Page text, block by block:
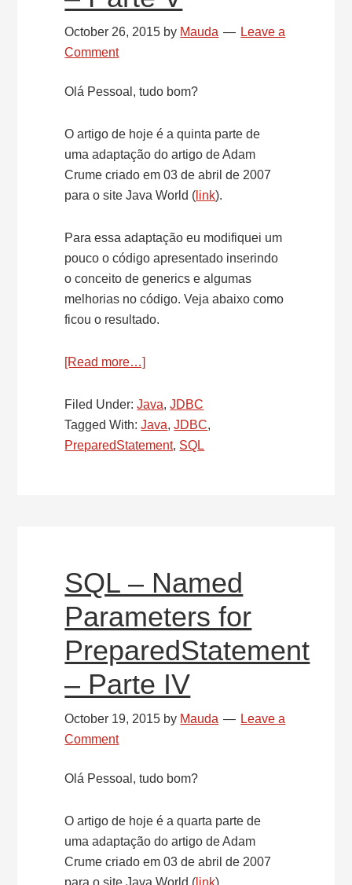
October 26, 2015 by Mauda
Leave a
Comment
Olá Pessoal, tudo bom?
O artigo de hoje é a quinta parte de
uma adaptação do artigo de Adam
Crume criado em 03 de abril de 2007
para o site Java World ( link).
Para essa adaptação eu modifiquei um
pouco o código apresentado inserindo
o conceito de generics e algumas
melhorias no código. Veja abaixo como
ficou o resultado.
[Read more…]
–
Named
Parameters
Filed Under:Java,JDBC
Tagged With:Java,JDBC,
PreparedStatement, SQL
SQL – Named
Parameters for
PreparedStatement
– Parte IV
October 19, 2015 by Mauda
Leave a
Comment
Olá Pessoal, tudo bom?
O artigo de hoje é a quarta parte de
uma adaptação do artigo de Adam
Crume criado em 03 de abril de 2007
para o site Java World ( link).